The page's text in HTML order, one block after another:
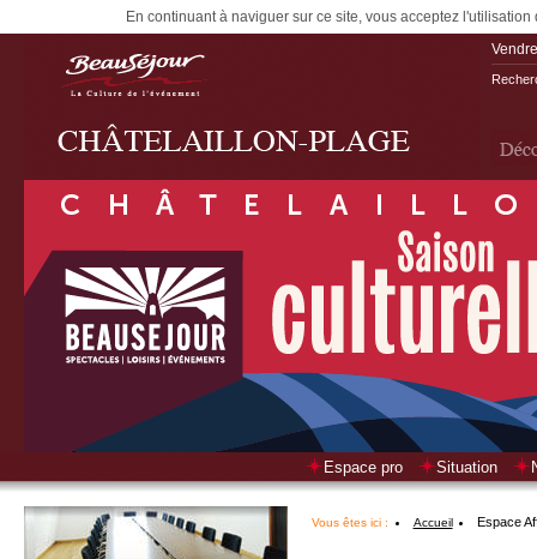
En continuant à naviguer sur ce site, vous acceptez
Espace pro Situation
Vous êtes ici : Accueil Espace